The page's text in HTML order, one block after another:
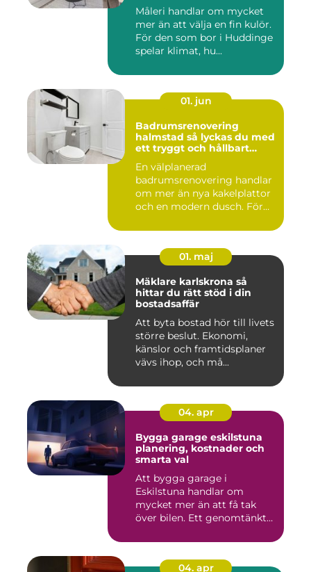
Måleri handlar om mycket
mer än att välja en fin kulör.
För den som bor i Huddinge
spelar klimat, hu...
01. jun
Badrumsrenovering
halmstad så lyckas du med
ett tryggt och hållbart
En välplanerad
badrumsrenovering handlar
om mer än nya kakelplattor
och en modern dusch. För
01. maj
Mäklare karlskrona så
hittar du rätt stöd i din
bostadsaffär
Att byta bostad hör till livets
större beslut. Ekonomi,
känslor och framtidsplaner
vävs ihop, och må...
04. apr
Bygga garage eskilstuna
planering, kostnader och
smarta val
Att bygga garage i
Eskilstuna handlar om
mycket mer än att få tak
över bilen. Ett genomtänkt
04. apr